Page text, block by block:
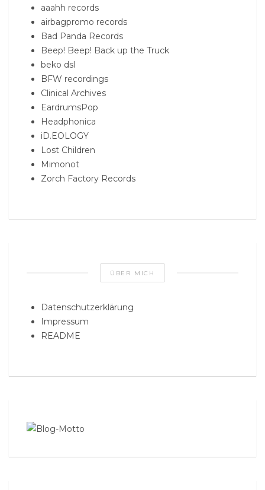
aaahh records
airbagpromo records
Bad Panda Records
Beep! Beep! Back up the Truck
beko dsl
BFW recordings
Clinical Archives
EardrumsPop
Headphonica
iD.EOLOGY
Lost Children
Mimonot
Zorch Factory Records
ÜBER MICH
Datenschutzerklärung
Impressum
README